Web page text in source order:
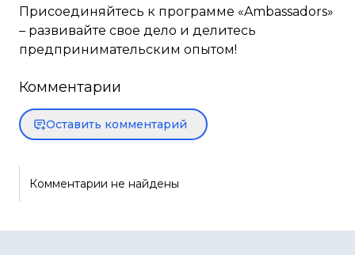
Присоединяйтесь к программе «Ambassadors»
– развивайте свое дело и делитесь
предпринимательским опытом!
Комментарии
Оставить комментарий
Комментарии не найдены